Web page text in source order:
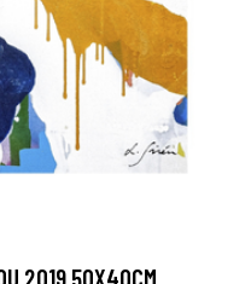
2019 50X40CM